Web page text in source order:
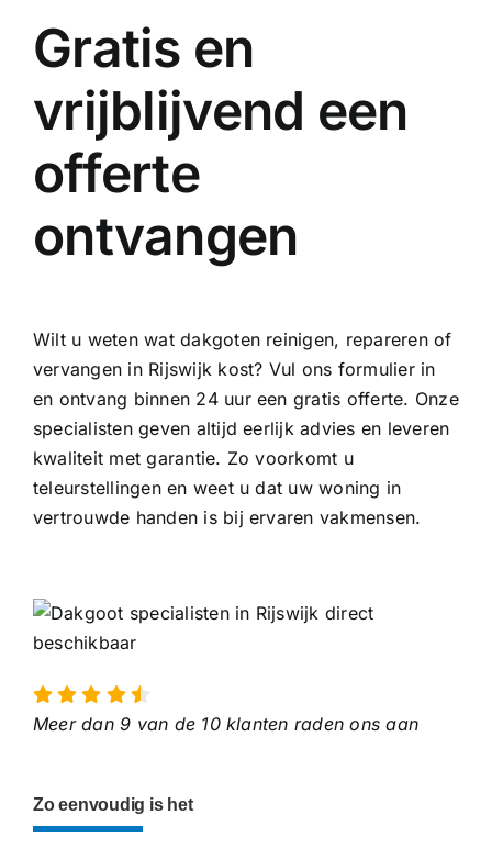
Gratis en
vrijblijvend een
offerte
ontvangen
Wilt u weten wat dakgoten reinigen, repareren of
vervangen in Rijswijk kost? Vul ons formulier in
en ontvang binnen 24 uur een gratis offerte. Onze
specialisten geven altijd eerlijk advies en leveren
kwaliteit met garantie. Zo voorkomt u
teleurstellingen en weet u dat uw woning in
vertrouwde handen is bij ervaren vakmensen.
Meer dan 9 van de 10 klanten raden ons aan
Zo eenvoudig is het